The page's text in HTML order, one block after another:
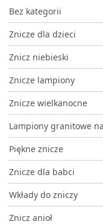
Bez kategorii
Znicze dla dzieci
Znicz niebieski
Znicze lampiony
Znicze wielkanocne
Lampiony granitowe
Piękne znicze
Znicze dla babci
Wkłady do zniczy
Znicz anioł